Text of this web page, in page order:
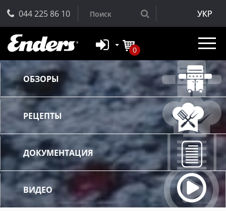
044 225 86 10 УКР
0
ОБЗОРЫ
РЕЦЕПТЫ
ДОКУМЕНТАЦИЯ
ВИДЕО